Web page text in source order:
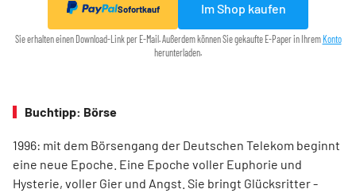
Sofortkauf Im Shop kaufen
Sie erhalten einen Download-Link per E-Mail. Außerdem können Sie gekaufte E-Paper in IhremKonto
herunterladen.
Buchtipp: Börse
1996: mit dem ­Börsen­­gang der Deutschen Telekom ­beginnt
eine neue ­Epoche. Eine Epoche voller ­Euphorie und
Hysterie, ­voller Gier und Angst. Sie bringt Glücksritter ­